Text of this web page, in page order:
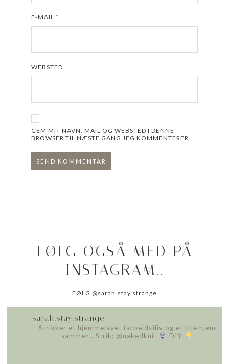
E-MAIL *
WEBSTED
GEM MIT NAVN, MAIL OG WEBSTED I DENNE
BROWSER TIL NÆSTE GANG JEG KOMMENTERER.
FØLG OGSÅ MED PÅ
INSTAGRAM..
FØLG @sarah.stay.strange
sarah.stay.strange
Strikker et hjemmelavet (arbejds)liv og et lille hjem
sammen.. Strik: @nakedknit DIY: